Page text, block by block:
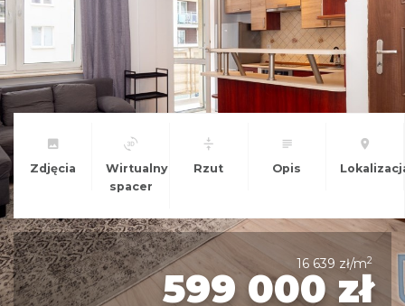
Zdjęcia
Wirtualny
spacer
Rzut Opis
16 639 zł/m2
599 000 zł